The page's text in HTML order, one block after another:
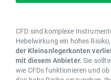
CFD sind komplexe
Hebelwirkung ein hohes
der Kleinanlegerkonten
mit diesem Anbieter. Sie
wie CFDs funktionieren und